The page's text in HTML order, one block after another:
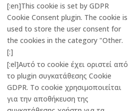
[:en]This cookie is set by GDPR
Cookie Consent plugin. The cookie is
used to store the user consent for
the cookies in the category "Other.
[:]
[:el]Αυτό το cookie έχει οριστεί από
το plugin συγκατάθεσης Cookie
GDPR. Το cookie χρησιμοποιείται
για την αποθήκευση της